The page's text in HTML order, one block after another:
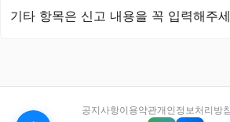
기타 항목은 신고 내용을 꼭 입력해주
공지사항이용약관개인정보처리방침